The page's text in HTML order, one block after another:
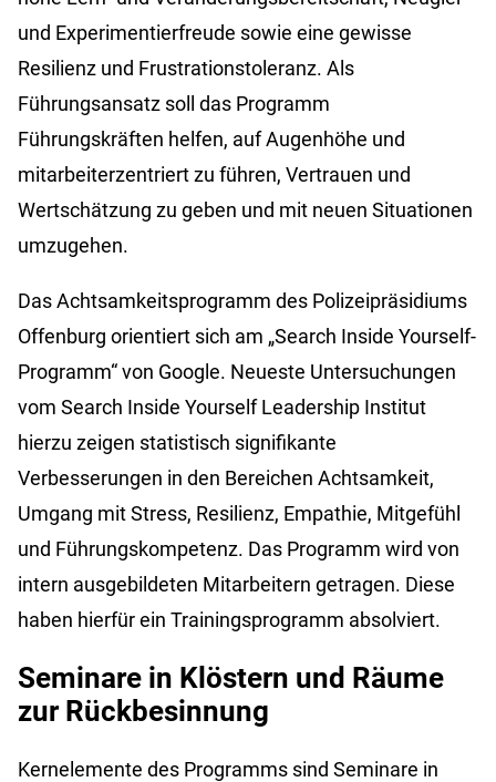
und Experimentierfreude sowie eine gewisse
Resilienz und Frustrationstoleranz. Als
Führungsansatz soll das Programm
Führungskräften helfen, auf Augenhöhe und
mitarbeiterzentriert zu führen, Vertrauen und
Wertschätzung zu geben und mit neuen Situationen
umzugehen.
Das Achtsamkeitsprogramm des Polizeipräsidiums
Offenburg orientiert sich am „Search Inside Yourself-
Programm“ von Google. Neueste Untersuchungen
vom Search Inside Yourself Leadership Institut
hierzu zeigen statistisch signifikante
Verbesserungen in den Bereichen Achtsamkeit,
Umgang mit Stress, Resilienz, Empathie, Mitgefühl
und Führungskompetenz. Das Programm wird von
intern ausgebildeten Mitarbeitern getragen. Diese
haben hierfür ein Trainingsprogramm absolviert.
Seminare in Klöstern und Räume
zur Rückbesinnung
Kernelemente des Programms sind Seminare in